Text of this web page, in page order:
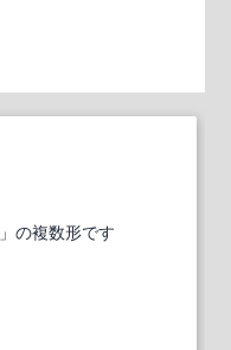
」の複数形です